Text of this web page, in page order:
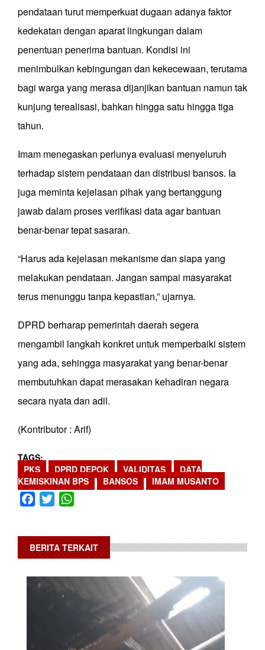
pendataan turut memperkuat dugaan adanya faktor
kedekatan dengan aparat lingkungan dalam
penentuan penerima bantuan. Kondisi ini
menimbulkan kebingungan dan kekecewaan, terutama
bagi warga yang merasa dijanjikan bantuan namun tak
kunjung terealisasi, bahkan hingga satu hingga tiga
tahun.
Imam menegaskan perlunya evaluasi menyeluruh
terhadap sistem pendataan dan distribusi bansos. Ia
juga meminta kejelasan pihak yang bertanggung
jawab dalam proses verifikasi data agar bantuan
benar-benar tepat sasaran.
“Harus ada kejelasan mekanisme dan siapa yang
melakukan pendataan. Jangan sampai masyarakat
terus menunggu tanpa kepastian,” ujarnya.
DPRD berharap pemerintah daerah segera
mengambil langkah konkret untuk memperbaiki sistem
yang ada, sehingga masyarakat yang benar-benar
membutuhkan dapat merasakan kehadiran negara
secara nyata dan adil.
(Kontributor : Arif)
TAGS
PKS
DPRD DEPOK VALIDITAS
DATA
KEMISKINAN BPS
BANSOS IMAM MUSANTO
Facebook
Twitter
BERITA TERKAIT